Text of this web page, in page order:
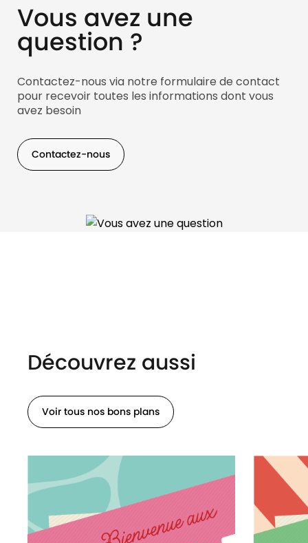
Vous avez une
question ?
Contactez-nous via notre formulaire de contact
pour recevoir toutes les informations dont vous
avez besoin
Contactez-nous
Découvrez aussi
Voir tous nos bons plans